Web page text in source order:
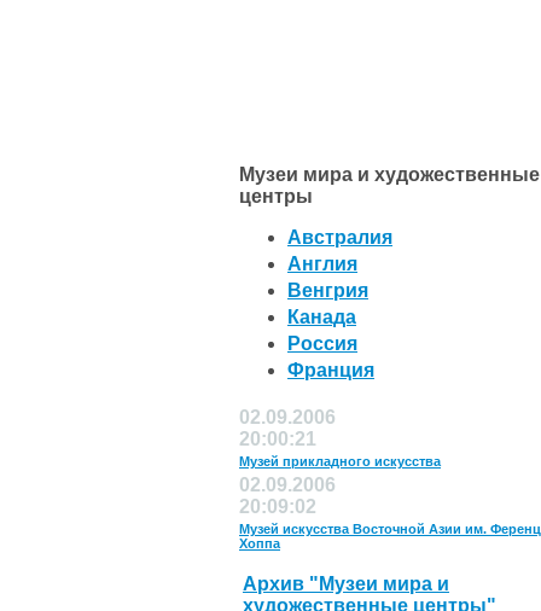
Музеи мира и художественные
центры
Австралия
Англия
Венгрия
Канада
Россия
Франция
02.09.2006
20:00:21
Музей прикладного искусства
02.09.2006
20:09:02
Музей искусства Восточной Азии им.
Хоппа
Архив "Музеи мира и
художественные центры"